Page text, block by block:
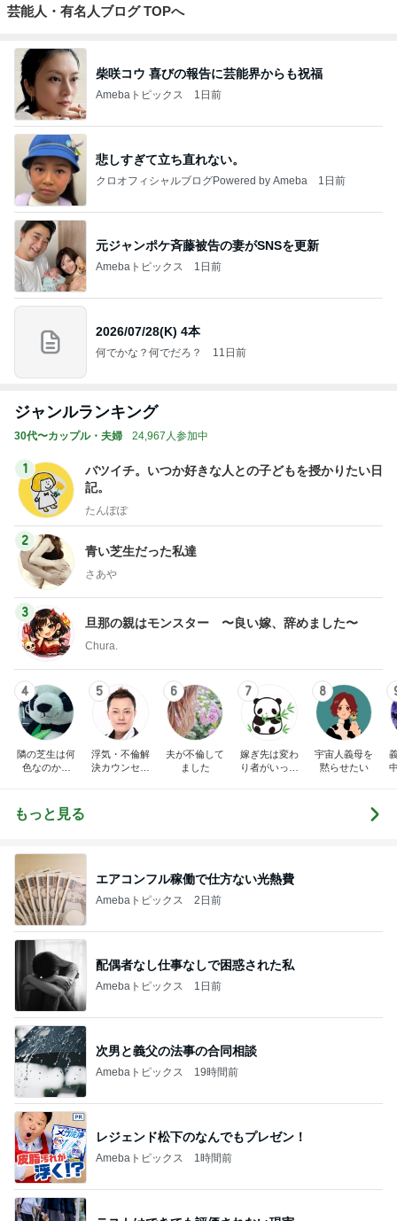
芸能人・有名人ブログ TOPへ
柴咲コウ 喜びの報告に芸能界からも祝福
Amebaトピックス 1日前
悲しすぎて立ち直れない。
クロオフィシャルブログPowered by Ameba 1日前
元ジャンポケ斉藤被告の妻がSNSを更新
Amebaトピックス 1日前
2026/07/28(K) 4本
何でかな？何でだろ？ 11日前
ジャンルランキング
30代〜カップル・夫婦 24,967人参加中
1
バツイチ。いつか好きな人との子どもを授かりたい日
記。
たんぽぽ
2
青い芝生だった私達
さあや
3
旦那の親はモンスター 〜良い嫁、辞めました〜
Chura.
4
隣の芝生は何
色なのか。
育て、時々美
容）
5
浮気・不倫解
決カウンセリ
6
夫が不倫して
ました
7
嫁ぎ先は変わ
り者がいっぱ
8
宇宙人義母を
黙らせたい
もっと見る
エアコンフル稼働で仕方ない光熱費
Amebaトピックス 2日前
配偶者なし仕事なしで困惑された私
Amebaトピックス 1日前
次男と義父の法事の合同相談
Amebaトピックス 19時間前
レジェンド松下のなんでもプレゼン！
Amebaトピックス 1時間前